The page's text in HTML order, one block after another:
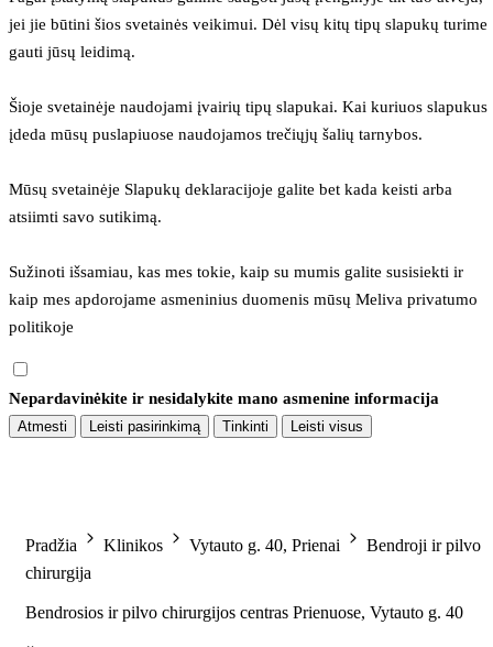
jei jie būtini šios svetainės veikimui. Dėl visų kitų tipų slapukų turime
gauti jūsų leidimą.
Šioje svetainėje naudojami įvairių tipų slapukai. Kai kuriuos slapukus
įdeda mūsų puslapiuose naudojamos trečiųjų šalių tarnybos.
Mūsų svetainėje Slapukų deklaracijoje galite bet kada keisti arba
atsiimti savo sutikimą.
Sužinoti išsamiau, kas mes tokie, kaip su mumis galite susisiekti ir
kaip mes apdorojame asmeninius duomenis mūsų Meliva privatumo
politikoje
Nepardavinėkite ir nesidalykite mano asmenine informacija
Atmesti Leisti pasirinkimą Tinkinti Leisti visus
Pradžia Klinikos Vytauto g. 40, Prienai
Bendroji ir pilvo
chirurgija
Bendrosios ir pilvo chirurgijos centras Prienuose, Vytauto g. 40